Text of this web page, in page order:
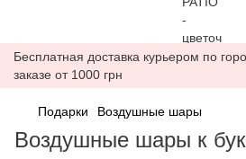
Бесплатная доставка курьером по
заказе от 1000 грн
Подарки Воздушные шары
Воздушные шары к